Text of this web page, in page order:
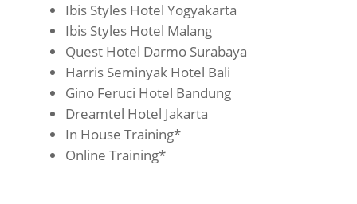
Ibis Styles Hotel Yogyakarta
Ibis Styles Hotel Malang
Quest Hotel Darmo Surabaya
Harris Seminyak Hotel Bali
Gino Feruci Hotel Bandung
Dreamtel Hotel Jakarta
In House Training*
Online Training*